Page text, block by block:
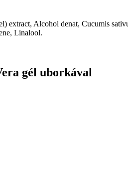
extract, Alcohol denat, Cucumis
Linalool.
gél uborkával